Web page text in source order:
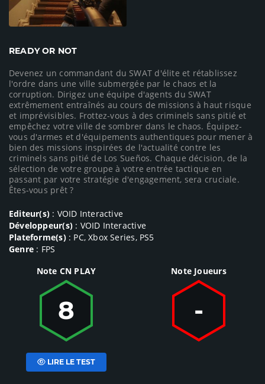
READY OR NOT
Devenez un commandant du SWAT d'élite et rétablissez
l'ordre dans une ville submergée par le chaos et la
corruption. Dirigez une équipe d'agents du SWAT
extrêmement entraînés au cours de missions à haut risque
et imprévisibles. Frottez-vous à des criminels sans pitié et
empêchez votre ville de sombrer dans le chaos. Équipez-
vous d'armes et d'équipements authentiques pour mener à
bien des missions inspirées de l'actualité contre les
criminels sans pitié de Los Sueños. Chaque décision, de la
sélection de votre groupe à votre entrée tactique en
passant par votre stratégie d'engagement, sera cruciale.
Êtes-vous prêt ?
Editeur(s) : VOID Interactive
Développeur(s): VOID Interactive
Plateforme(s): PC, Xbox Series, PS5
Genre : FPS
Note CN PLAY
8
LIRE LE TEST
Note Joueurs
-